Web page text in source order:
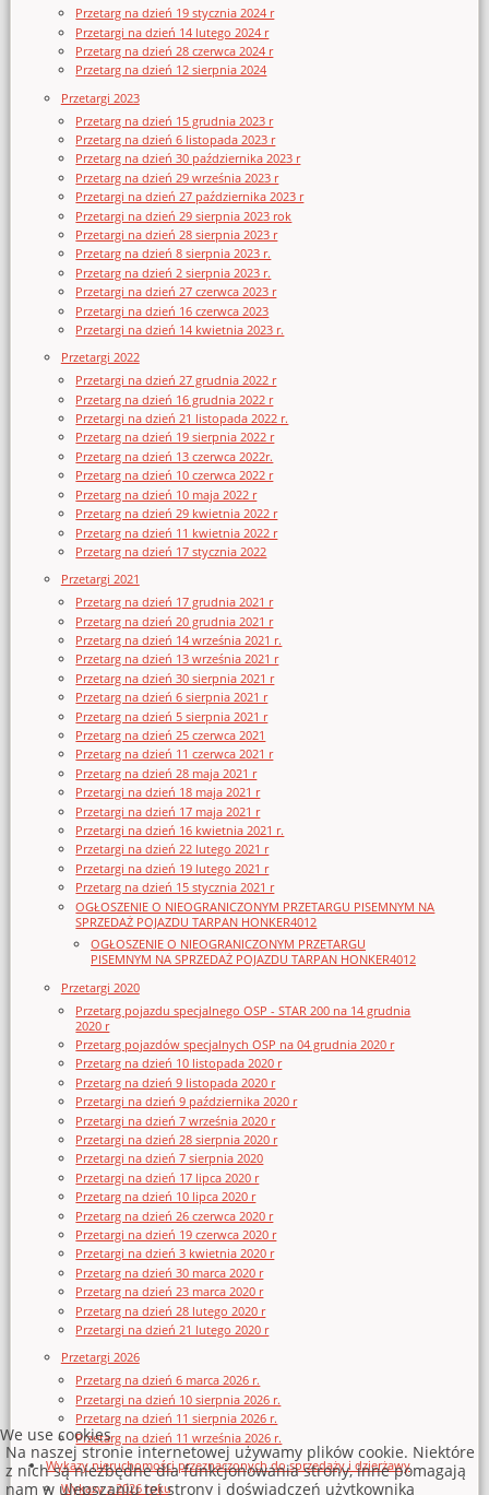
Przetarg na dzień 19 stycznia 2024 r
Przetargi na dzień 14 lutego 2024 r
Przetarg na dzień 28 czerwca 2024 r
Przetarg na dzień 12 sierpnia 2024
Przetargi 2023
Przetarg na dzień 15 grudnia 2023 r
Przetarg na dzień 6 listopada 2023 r
Przetarg na dzień 30 października 2023 r
Przetarg na dzień 29 września 2023 r
Przetargi na dzień 27 października 2023 r
Przetargi na dzień 29 sierpnia 2023 rok
Przetargi na dzień 28 sierpnia 2023 r
Przetarg na dzień 8 sierpnia 2023 r.
Przetarg na dzień 2 sierpnia 2023 r.
Przetargi na dzień 27 czerwca 2023 r
Przetargi na dzień 16 czerwca 2023
Przetargi na dzień 14 kwietnia 2023 r.
Przetargi 2022
Przetargi na dzień 27 grudnia 2022 r
Przetarg na dzień 16 grudnia 2022 r
Przetargi na dzień 21 listopada 2022 r.
Przetarg na dzień 19 sierpnia 2022 r
Przetarg na dzień 13 czerwca 2022r.
Przetarg na dzień 10 czerwca 2022 r
Przetarg na dzień 10 maja 2022 r
Przetarg na dzień 29 kwietnia 2022 r
Przetarg na dzień 11 kwietnia 2022 r
Przetarg na dzień 17 stycznia 2022
Przetargi 2021
Przetarg na dzień 17 grudnia 2021 r
Przetarg na dzień 20 grudnia 2021 r
Przetarg na dzień 14 września 2021 r.
Przetarg na dzień 13 września 2021 r
Przetarg na dzień 30 sierpnia 2021 r
Przetarg na dzień 6 sierpnia 2021 r
Przetarg na dzień 5 sierpnia 2021 r
Przetarg na dzień 25 czerwca 2021
Przetarg na dzień 11 czerwca 2021 r
Przetarg na dzień 28 maja 2021 r
Przetargi na dzień 18 maja 2021 r
Przetargi na dzień 17 maja 2021 r
Przetargi na dzień 16 kwietnia 2021 r.
Przetargi na dzień 22 lutego 2021 r
Przetargi na dzień 19 lutego 2021 r
Przetarg na dzień 15 stycznia 2021 r
OGŁOSZENIE O NIEOGRANICZONYM PRZETARGU PISEMNYM NA
SPRZEDAŻ POJAZDU TARPAN HONKER4012
OGŁOSZENIE O NIEOGRANICZONYM PRZETARGU
PISEMNYM NA SPRZEDAŻ POJAZDU TARPAN HONKER4012
Przetargi 2020
Przetarg pojazdu specjalnego OSP - STAR 200 na 14 grudnia
2020 r
Przetarg pojazdów specjalnych OSP na 04 grudnia 2020 r
Przetarg na dzień 10 listopada 2020 r
Przetarg na dzień 9 listopada 2020 r
Przetargi na dzień 9 października 2020 r
Przetargi na dzień 7 września 2020 r
Przetargi na dzień 28 sierpnia 2020 r
Przetargi na dzień 7 sierpnia 2020
Przetargi na dzień 17 lipca 2020 r
Przetarg na dzień 10 lipca 2020 r
Przetarg na dzień 26 czerwca 2020 r
Przetargi na dzień 19 czerwca 2020 r
Przetargi na dzień 3 kwietnia 2020 r
Przetarg na dzień 30 marca 2020 r
Przetarg na dzień 23 marca 2020 r
Przetarg na dzień 28 lutego 2020 r
Przetargi na dzień 21 lutego 2020 r
Przetargi 2026
Przetarg na dzień 6 marca 2026 r.
Przetargi na dzień 10 sierpnia 2026 r.
Przetarg na dzień 11 sierpnia 2026 r.
Przetarg na dzień 11 września 2026 r.
Wykazy nieruchomości przeznaczonych do sprzedaży i dzierżawy
Wykazy z 2026 roku
We use cookies
Na naszej stronie internetowej używamy plików cookie. Niektóre
z nich są niezbędne dla funkcjonowania strony, inne pomagają
nam w ulepszaniu tej strony i doświadczeń użytkownika